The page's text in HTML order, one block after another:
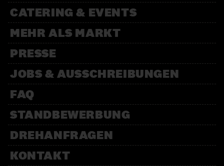
CATERING & EVENTS
MEHR ALS MARKT
PRESSE
JOBS & AUSSCHREIBUNGEN
FAQ
STANDBEWERBUNG
DREHANFRAGEN
KONTAKT